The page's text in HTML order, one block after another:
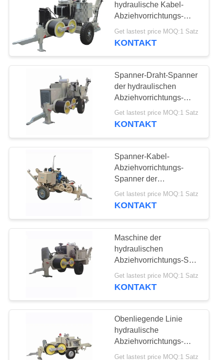
Fernleitungs-
Werkzeug
Untertagekabel-
Werkzeuge
13
Luftkabel-
Werkzeuge
hydraulische Kabel-
Abziehvorrichtungs-
elektrischer aufreihender
Bau mit Dieselmotor
Get lastest price MOQ:1 Satz
KONTAKT
Spanner-Draht-Spanner
der hydraulischen
Abziehvorrichtungs-
90KN für das Aufreihen
der obenliegenden Linie
Get lastest price MOQ:1 Satz
KONTAKT
Spanner-Kabel-
Abziehvorrichtungs-
Spanner der
hydraulischen
Abziehvorrichtungs-
Get lastest price MOQ:1 Satz
KONTAKT
Maschine der
hydraulischen
Abziehvorrichtungs-SA-
YQ220 mit Dieselmotor
für Fernleitungen
Get lastest price MOQ:1 Satz
KONTAKT
Obenliegende Linie
hydraulische
Abziehvorrichtungs-
Spanner-Fernleitungs-
Get lastest price MOQ:1 Satz